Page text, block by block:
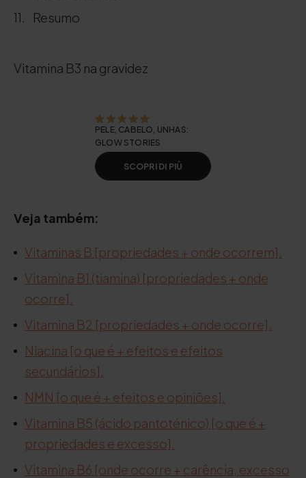
Resumo
Vitamina B3 na gravidez
PELE, CABELO, UNHAS:
GLOW STORIES
SCOPRI DI PIÙ
Veja também:
Vitaminas B [propriedades + onde ocorrem].
Vitamina B1 (tiamina) [propriedades + onde
ocorre].
Vitamina B2 [propriedades + onde ocorre].
Niacina [o que é + efeitos e efeitos
secundários].
NMN [o que é + efeitos e opiniões].
Vitamina B5 (ácido pantoténico) [o que é +
propriedades e excesso].
Vitamina B6 [onde ocorre + carência, excesso